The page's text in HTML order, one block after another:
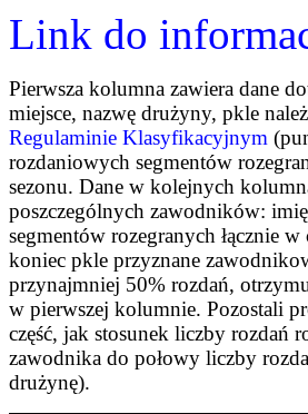
Link do
Pierwsza kolumna zawiera dane
miejsce, nazwę drużyny, pkle
Regulaminie Klasyfikacyjnym
rozdaniowych segmentów
sezonu. Dane w kolejnych
poszczególnych zawodników:
segmentów rozegranych łącznie
koniec pkle przyznane
przynajmniej 50% rozdań,
w pierwszej kolumnie. Pozostali
część, jak stosunek liczby rozdań
zawodnika do połowy liczby
drużynę).